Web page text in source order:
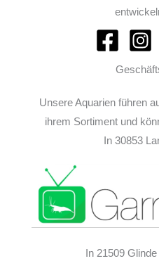
Unsere Aquarien führen
ihrem Sortiment und
In 30853
In 21509